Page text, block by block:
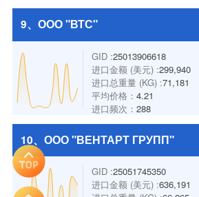
9、ООО "ВТС"
GID :25013906618
进口金额 (美元) :299,940
进口总重量 (KG) :71,181
平均价格： 4.21
进口频次： 288
10、ООО "ВЕНТАРТ ГРУПП"
GID :25051745350
进口金额 (美元) :636,191